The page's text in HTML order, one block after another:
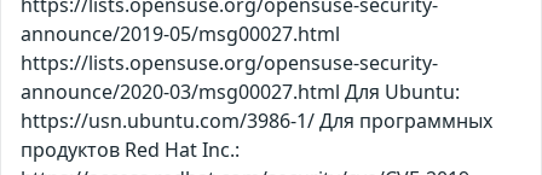
announce/2019-05/msg00027.html
https://lists.opensuse.org/opensuse-security-
announce/2020-03/msg00027.html Для Ubuntu:
https://usn.ubuntu.com/3986-1/ Для программных
продуктов Red Hat Inc.: